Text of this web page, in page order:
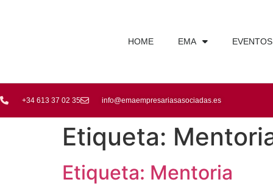
HOME EMA EVENTOS
+34 613 37 02 35 info@emaempresariasasociadas.es
Etiqueta:
Etiqueta: Mentoria